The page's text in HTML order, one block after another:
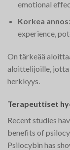
emotional
Korkea annos
experience,
On tärkeää
aloittelijoille, jotta
herkkyys.
Terapeuttiset
Recent studies
benefits of
Psilocybin has